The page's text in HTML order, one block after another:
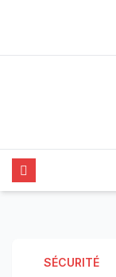
content
SÉCURITÉ